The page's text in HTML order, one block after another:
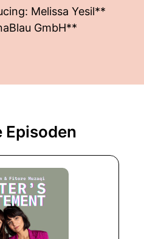
Melissa Yesil**
GmbH**
Episoden